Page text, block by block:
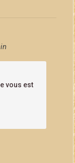
vous est